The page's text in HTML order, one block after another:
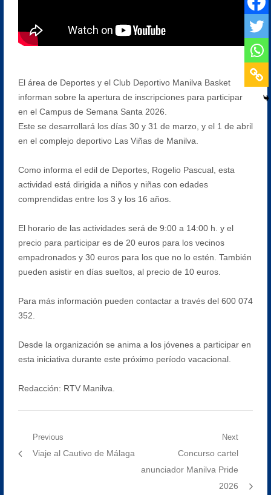
El área de Deportes y el Club Deportivo Manilva Basket
informan sobre la apertura de inscripciones para participar
en el Campus de Semana Santa 2026.
Este se desarrollará los días 30 y 31 de marzo, y el 1 de abril
en el complejo deportivo Las Viñas de Manilva.
Como informa el edil de Deportes, Rogelio Pascual, esta
actividad está dirigida a niños y niñas con edades
comprendidas entre los 3 y los 16 años.
El horario de las actividades será de 9:00 a 14:00 h. y el
precio para participar es de 20 euros para los vecinos
empadronados y 30 euros para los que no lo estén. También
pueden asistir en días sueltos, al precio de 10 euros.
Para más información pueden contactar a través del 600 074
352.
Desde la organización se anima a los jóvenes a participar en
esta iniciativa durante este próximo período vacacional.
Redacción: RTV Manilva.
Navegación
de
Previous
Previous
Viaje al Cautivo de Málaga
Next
Next
post:
Concurso cartel
anunciador Manilva Pride
2026